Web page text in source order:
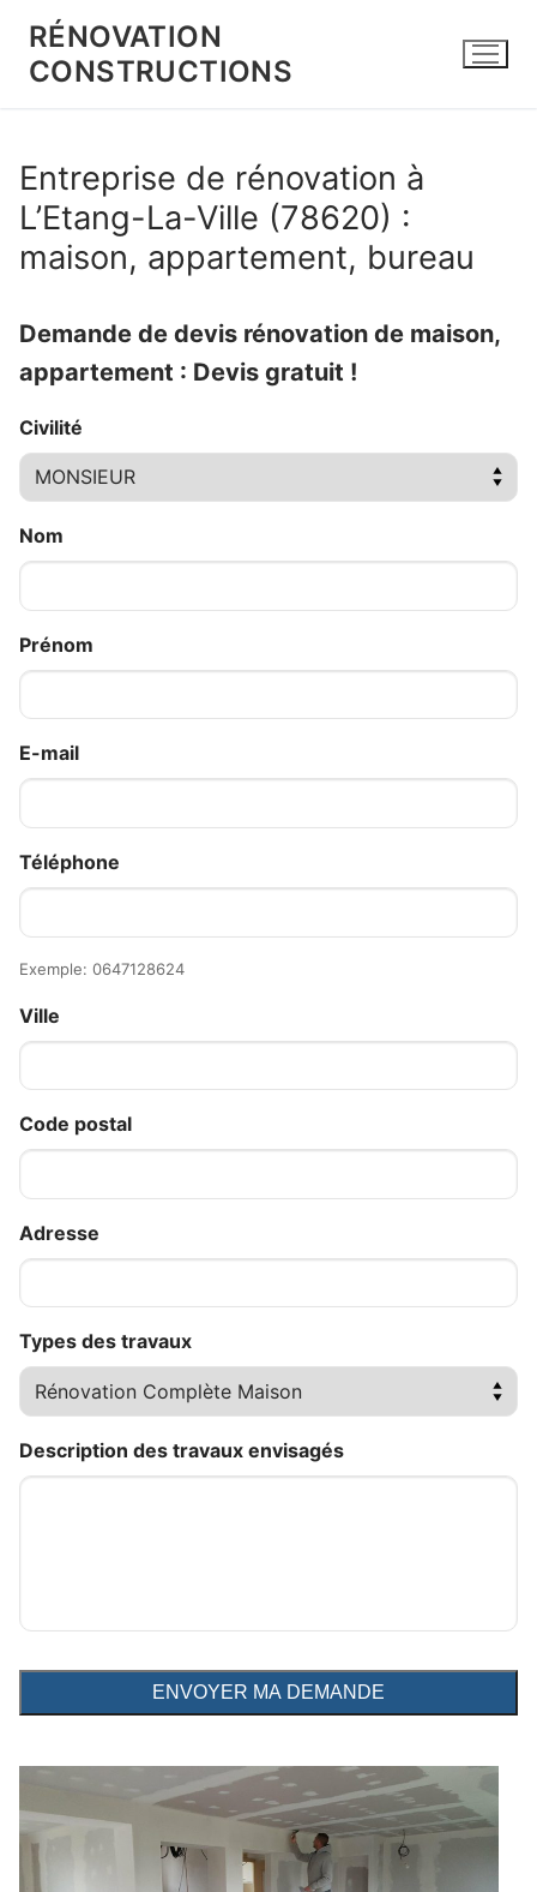
contenu
RÉNOVATION
CONSTRUCTIONS
Entreprise de rénovation à
L’Etang-La-Ville (78620) :
maison, appartement, bureau
Demande de devis rénovation de maison,
appartement : Devis gratuit !
Civilité
Nom
Prénom
E-mail
Téléphone
Exemple: 0647128624
Ville
Code postal
Adresse
Types des travaux
Description des travaux envisagés